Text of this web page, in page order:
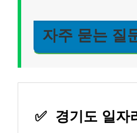
자주 묻는 질
✅ 경기도 일자